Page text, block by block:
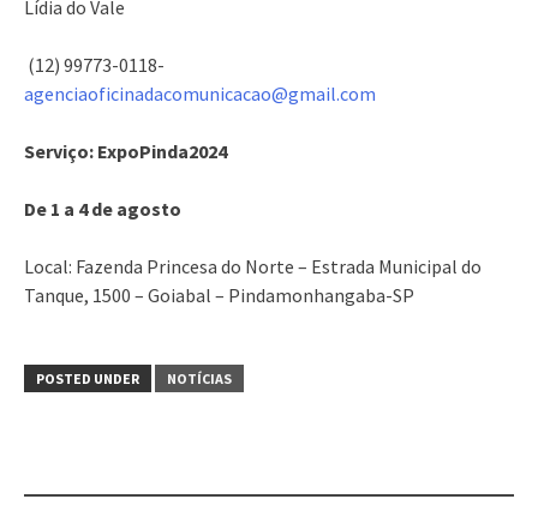
Lídia do Vale
(12) 99773-0118-
agenciaoficinadacomunicacao@gmail.com
Serviço: ExpoPinda2024
De 1 a 4 de agosto
Local: Fazenda Princesa do Norte – Estrada Municipal do
Tanque, 1500 – Goiabal – Pindamonhangaba-SP
POSTED UNDER NOTÍCIAS